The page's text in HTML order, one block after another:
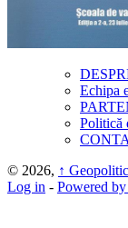
Echipa
Politică
© 2026, ↑
Log in - Powered